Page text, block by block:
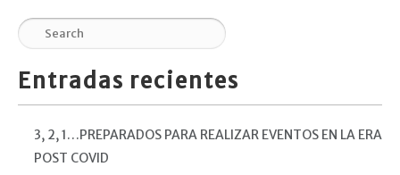
Entradas recientes
3, 2, 1…PREPARADOS PARA REALIZAR EVENTOS EN LA ERA
POST COVID